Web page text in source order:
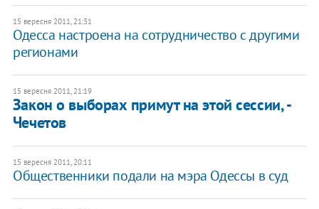
15 вересня 2011, 21:31
Одесса настроена на сотрудничество с другими
регионами
15 вересня 2011, 21:19
Закон о выборах примут на этой сессии, -
Чечетов
15 вересня 2011, 20:11
Общественники подали на мэра Одессы в суд